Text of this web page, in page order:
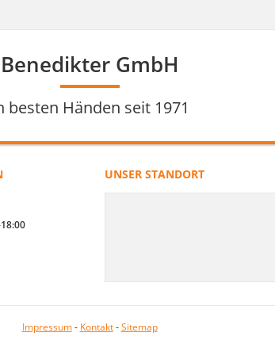
Benedikter GmbH
besten Händen seit 1971
UNSER STANDORT
Impressum- Kontakt-Sitemap